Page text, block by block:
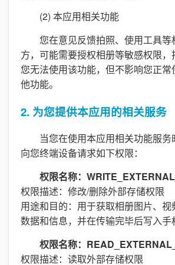
(2) 本应用相关功能
您在意见反馈拍照、使用工具等
方，可能需要授权相册等敏感权限
您无法使用该功能，但不影响您正
他功能。
2. 为您提供本应用的相关服务
当您在使用本应用相关功能服
向您终端设备请求如下权限：
权限名称：
权限描述：修改/删除外部存储权限
用途和目的：用于获取相册图片、视
数据和信息，并在传输完毕后写入手
权限名称：
权限描述：读取外部存储权限